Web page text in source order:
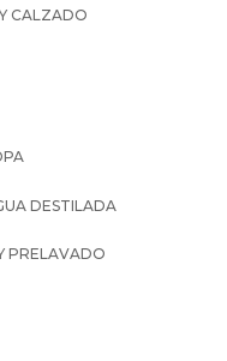
CALZADO
DESTILADA
PRELAVADO